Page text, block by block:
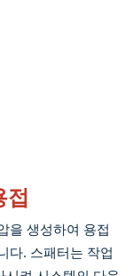
을 생성하여 용접
다. 스패터는 작업